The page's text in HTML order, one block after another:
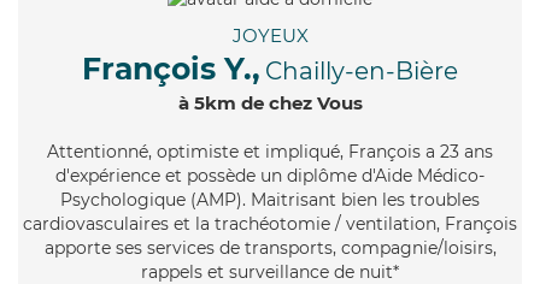
JOYEUX
François Y., Chailly-en-Bière
à 5km de chez Vous
Attentionné, optimiste et impliqué, François a 23 ans
d'expérience et possède un diplôme d'Aide Médico-
Psychologique (AMP). Maitrisant bien les troubles
cardiovasculaires et la trachéotomie / ventilation, François
apporte ses services de transports, compagnie/loisirs,
rappels et surveillance de nuit*